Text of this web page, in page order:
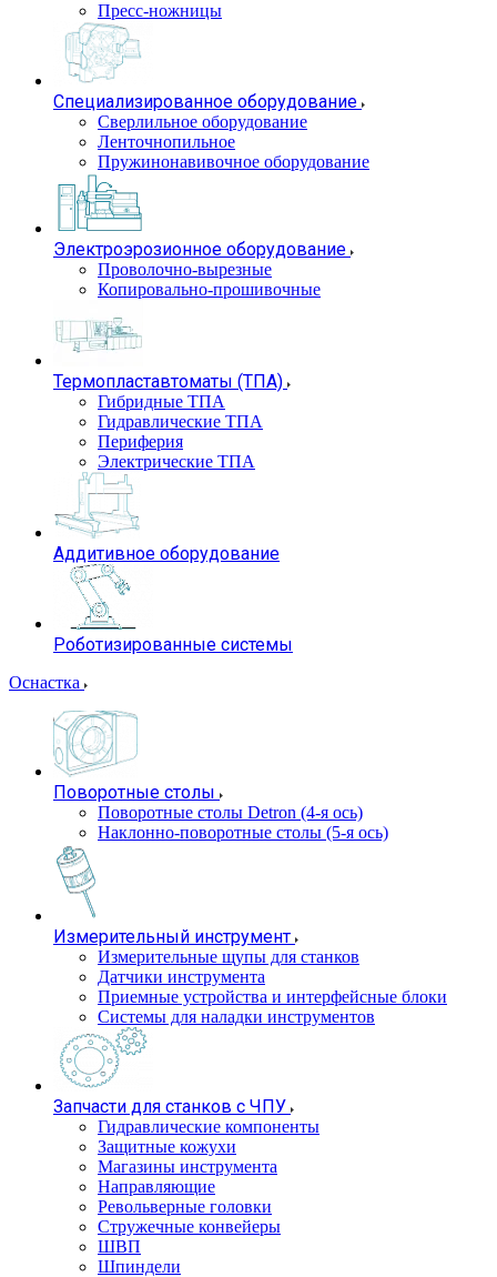
Пресс-ножницы
Специализированное оборудование
Сверлильное оборудование
Ленточнопильное
Пружинонавивочное оборудование
Электроэрозионное оборудование
Проволочно-вырезные
Копировально-прошивочные
Термопластавтоматы (ТПА)
Гибридные ТПА
Гидравлические ТПА
Периферия
Электрические ТПА
Аддитивное оборудование
Роботизированные системы
Оснастка
Поворотные столы
Поворотные столы Detron (4-я ось)
Наклонно-поворотные столы (5-я ось)
Измерительный инструмент
Измерительные щупы для станков
Датчики инструмента
Приемные устройства и интерфейсные блоки
Системы для наладки инструментов
Запчасти для станков с ЧПУ
Гидравлические компоненты
Защитные кожухи
Магазины инструмента
Направляющие
Револьверные головки
Стружечные конвейеры
ШВП
Шпиндели